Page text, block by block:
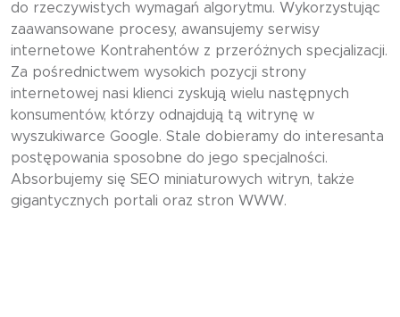
do rzeczywistych wymagań algorytmu. Wykorzystując
zaawansowane procesy, awansujemy serwisy
internetowe Kontrahentów z przeróżnych specjalizacji.
Za pośrednictwem wysokich pozycji strony
internetowej nasi klienci zyskują wielu następnych
konsumentów, którzy odnajdują tą witrynę w
wyszukiwarce Google. Stale dobieramy do interesanta
postępowania sposobne do jego specjalności.
Absorbujemy się SEO miniaturowych witryn, także
gigantycznych portali oraz stron WWW.